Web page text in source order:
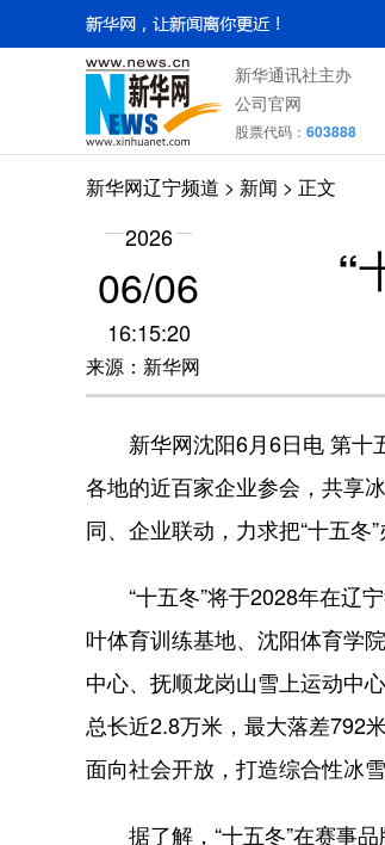
新华通讯社主办
公司官网
股票代码： 603888
新华网辽宁频道 > 新闻 > 正文
2026
06/06
16:15:20
来源：新华网
“
新华网沈阳6月6日电 第十五
各地的近百家企业参会，共享
同、企业联动，力求把“十五冬
“十五冬”将于2028年在辽宁
叶体育训练基地、沈阳体育学
中心、抚顺龙岗山雪上运动中
总长近2.8万米，最大落差792
面向社会开放，打造综合性冰
据了解，“十五冬”在赛事品